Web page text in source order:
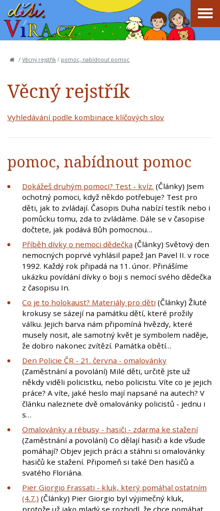
/ Věcný rejstřík / pomoc, nabídnout pomoc
Věcný rejstřík
Vyhledávání podle kombinace klíčových slov
pomoc, nabídnout pomoc
Dokážeš druhým pomoci? Test - kvíz. (Články) Jsem
ochotný pomoci, když někdo potřebuje? Test pro
děti, jak to zvládají. Časopis Duha nabízí testík nebo i
pomůcku tomu, zda to zvládáme. Dále se v časopise
dočtete, jak podává Bůh pomocnou…
Příběh dívky o nemoci dědečka (Články) Světový den
nemocných poprvé vyhlásil papež Jan Pavel II. v roce
1992. Každý rok připadá na 11. únor. Přinášíme
ukázku povídání dívky o boji s nemocí svého dědečka
z časopisu In.
Co je to holokaust? Materiály pro děti (Články) Žluté
krokusy se sázejí na památku dětí, které prožily
válku. Jejich barva nám připomíná hvězdy, které
musely nosit, ale samotný květ je symbolem naděje,
že dobro nakonec zvítězí. Památka obětí…
Den Policie ČR - 21. června - omalovánky
(Zaměstnání a povolání) Milé děti, určitě jste už
někdy viděli policistku, nebo policistu. Víte co je jejich
práce? A víte, jaké heslo mají napsané na autech? V
článku naleznete dvě omalovánky policistů - jednu i
s…
Omalovánky a rébusy - hasiči - zdarma ke stažení
(Zaměstnání a povolání) Co dělají hasiči a kde všude
pomáhají? Objev jejich práci a stáhni si omalovánky
hasičů ke stažení. Připomeň si také Den hasičů a
svatého Floriána.
Pier Giorgio Frassati - kluk, který pomáhal ostatním
(4.7.) (Články) Pier Giorgio byl výjimečný kluk,
protože už jako mladý se rozhodl, že chce pomáhat